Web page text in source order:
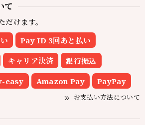
て
けます。
Pay ID 3回あと払い
キャリア決済 銀行振込
easy Amazon Pay PayPay
お支払い方法について